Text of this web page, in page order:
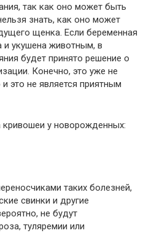
так как оно может быть
знать, как оно может
щенка. Если беременная
укушена животным, в
будет принято решение о
Конечно, это уже не
это не является приятным
кривошеи у новорожденных:
таких болезней,
свинки и другие
не будут
туляремии или